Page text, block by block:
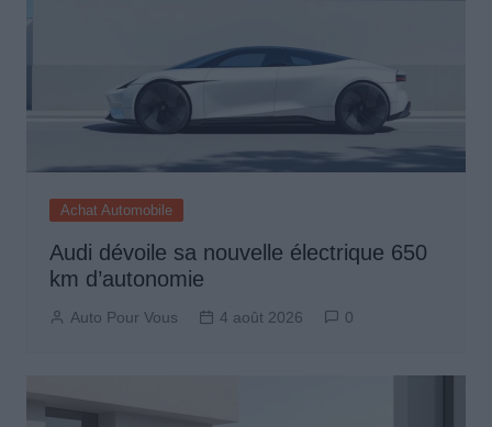
Achat Automobile
Audi dévoile sa nouvelle électrique 650
km d’autonomie
Auto Pour Vous 4 août 2026 0